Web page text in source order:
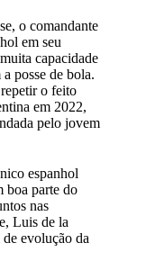
o comandante
em seu
capacidade
posse de bola.
o feito
em 2022,
pelo jovem
espanhol
boa parte do
nas
Luis de la
evolução da